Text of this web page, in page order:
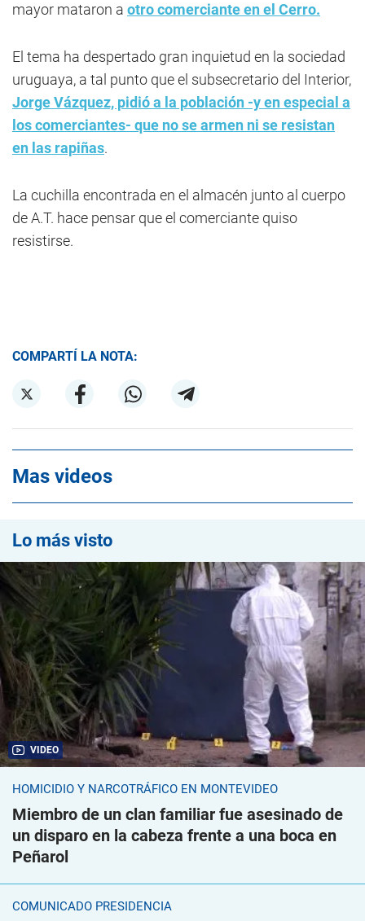
mayor mataron a otro comerciante en el Cerro.
El tema ha despertado gran inquietud en la sociedad
uruguaya, a tal punto que el subsecretario del Interior,
Jorge Vázquez, pidió a la población -y en especial a
los comerciantes- que no se armen ni se resistan
en las rapiñas.
La cuchilla encontrada en el almacén junto al cuerpo
de A.T. hace pensar que el comerciante quiso
resistirse.
COMPARTÍ LA NOTA:
Mas videos
Lo más visto
VIDEO
HOMICIDIO Y NARCOTRÁFICO EN MONTEVIDEO
Miembro de un clan familiar fue asesinado de
un disparo en la cabeza frente a una boca en
Peñarol
COMUNICADO PRESIDENCIA